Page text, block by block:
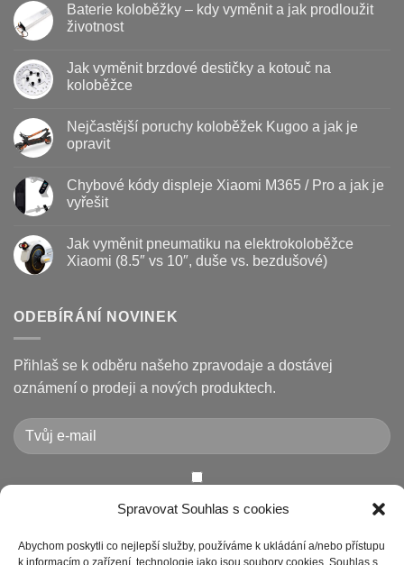
Spravovat Souhlas s cookies
Abychom poskytli co nejlepší služby, používáme k ukládání a/nebo přístupu
k informacím o zařízení, technologie jako jsou soubory cookies. Souhlas s
Baterie koloběžky – kdy vyměnit a jak prodloužit
životnost
textu
s
koloběžky
kdy
jak
prodloužit
životnost
Jak vyměnit brzdové destičky a kotouč na
koloběžce
u
textu
s
vyměnit
brzdové
destičky
na
koloběžce
Nejčastější poruchy koloběžek Kugoo a jak je
opravit
u
textu
s
poruchy
koloběžek
Kugoo
opravit
Chybové kódy displeje Xiaomi M365 / Pro a jak je
vyřešit
textu
s
displeje
Xiaomi
Pro
a
jak
je
Jak vyměnit pneumatiku na elektrokoloběžce
Xiaomi (8.5″ vs 10″, duše vs. bezdušové)
textu
s
vyměnit
pneumatiku
na
elektrokoloběžce
(8.5″
vs
10″,
duše
ODEBÍRÁNÍ NOVINEK
Přihlaš se k odběru našeho zpravodaje a dostávej
oznámení o prodeji a nových produktech.
Chcete-li odeslat tento formulář, musíte přijmout naše